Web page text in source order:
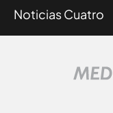
Noticias Cuatro